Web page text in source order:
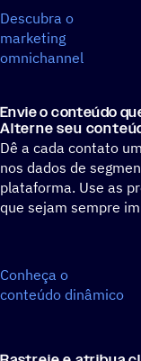
Descubra o
marketing
omnichannel
Envie o conteúdo
Alterne seu
Dê a cada contato
nos dados de
plataforma. Use as
que sejam sempre
Conheça o
conteúdo dinâmico